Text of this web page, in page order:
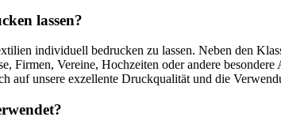
lassen?
individuell bedrucken zu lassen. Neben den
Firmen, Vereine, Hochzeiten oder andere
auf unsere exzellente Druckqualität und die